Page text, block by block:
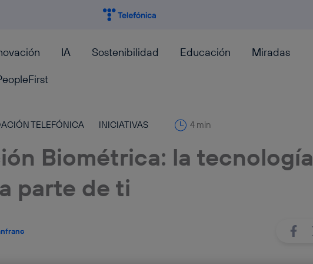
IA Sostenibilidad Educación
Miradas
TELEFÓNICA INICIATIVAS 4 min
Biométrica: la tecnología
parte de ti